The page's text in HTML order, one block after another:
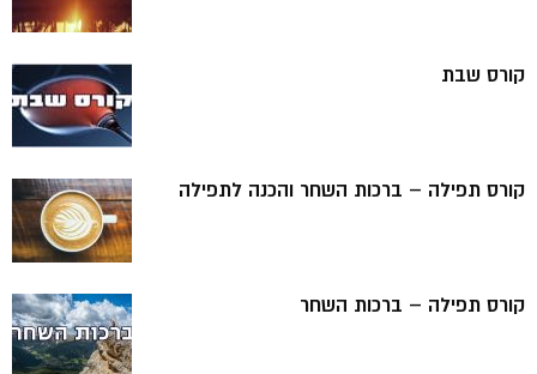
קורס שבת
קורס תפילה – ברכות השחר והכנה לתפילה
קורס תפילה – ברכות השחר